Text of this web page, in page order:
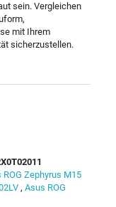
sein. Vergleichen
mit Ihrem
sicherzustellen.
ROG Zephyrus M15
, Asus ROG